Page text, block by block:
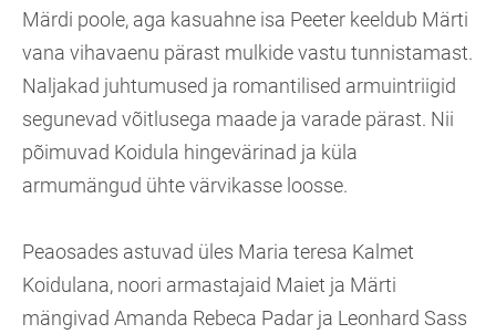
Märdi poole, aga kasuahne isa Peeter keeldub Märti
vana vihavaenu pärast mulkide vastu tunnistamast.
Naljakad juhtumused ja romantilised armuintriigid
segunevad võitlusega maade ja varade pärast. Nii
põimuvad Koidula hingevärinad ja küla
armumängud ühte värvikasse loosse.
Peaosades astuvad üles Maria teresa Kalmet
Koidulana, noori armastajaid Maiet ja Märti
mängivad Amanda Rebeca Padar ja Leonhard Sass